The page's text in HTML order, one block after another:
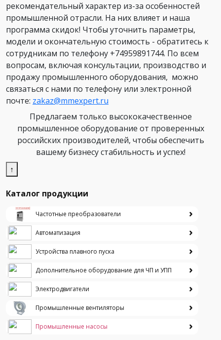
рекомендательный характер из-за особенностей
промышленной отрасли. На них влияет и наша
программа скидок! Чтобы уточнить параметры,
модели и окончательную стоимость - обратитесь к
сотрудникам по телефону +74959891744. По всем
вопросам, включая консультации, производство и
продажу промышленного оборудования, можно
связаться с нами по телефону или электронной
почте: zakaz@mmexpert.ru
Предлагаем только высококачественное
промышленное оборудование от проверенных
российских производителей, чтобы обеспечить
вашему бизнесу стабильность и успех!
↑
Каталог продукции
Частотные преобразователи
Автоматизация
Устройства плавного пуска
Дополнительное оборудование для ЧП и УПП
Электродвигатели
Промышленные вентиляторы
Промышленные насосы